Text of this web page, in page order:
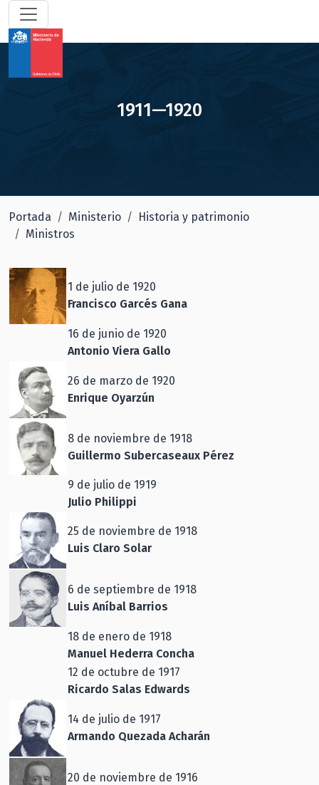
1911—1920
Portada Ministerio
Historia y patrimonio
Ministros
1 de julio de 1920
Francisco Garcés Gana
16 de junio de 1920
Antonio Viera Gallo
26 de marzo de 1920
Enrique Oyarzún
8 de noviembre de 1918
Guillermo Subercaseaux Pérez
9 de julio de 1919
Julio Philippi
25 de noviembre de 1918
Luis Claro Solar
6 de septiembre de 1918
Luis Aníbal Barrios
18 de enero de 1918
Manuel Hederra Concha
12 de octubre de 1917
Ricardo Salas Edwards
14 de julio de 1917
Armando Quezada Acharán
20 de noviembre de 1916